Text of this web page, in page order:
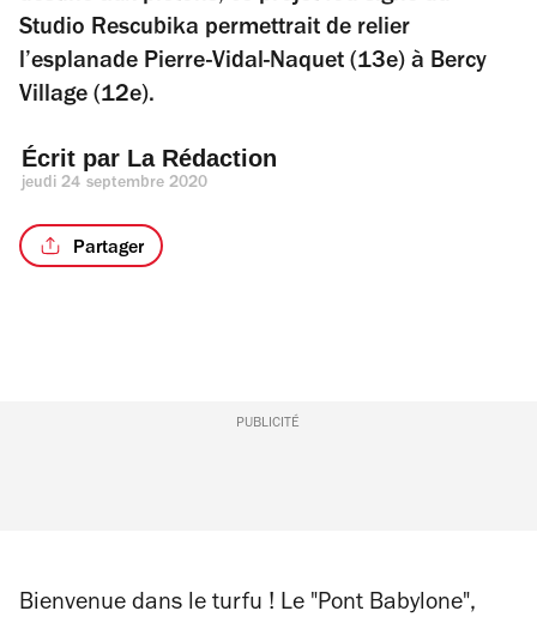
Studio Rescubika permettrait de relier
l’esplanade Pierre-Vidal-Naquet (13e) à Bercy
Village (12e).
Écrit par La Rédaction
jeudi 24 septembre 2020
Partager
PUBLICITÉ
Bienvenue dans le turfu ! Le "Pont Babylone",